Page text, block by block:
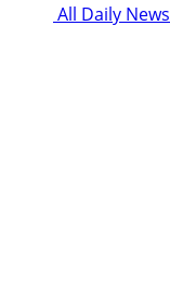
All Daily News